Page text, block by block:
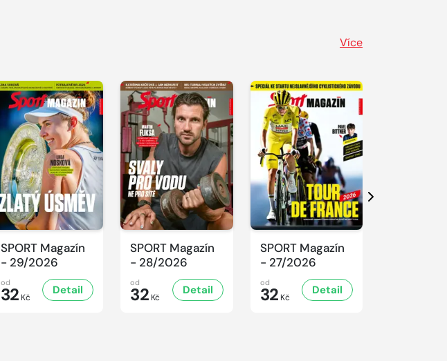
Více
SPORT Magazín
- 29/2026
od
32 Kč
Detail
SPORT Magazín
- 28/2026
od
32 Kč
Detail
SPORT Magazín
- 27/2026
od
32 Kč
Detail
Další